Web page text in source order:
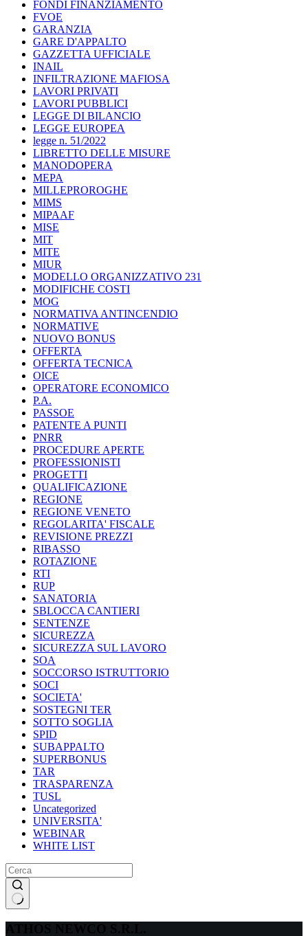
FONDI FINANZIAMENTO
FVOE
GARANZIA
GARE D'APPALTO
GAZZETTA UFFICIALE
INAIL
INFILTRAZIONE MAFIOSA
LAVORI PRIVATI
LAVORI PUBBLICI
LEGGE DI BILANCIO
LEGGE EUROPEA
legge n. 51/2022
LIBRETTO DELLE MISURE
MANODOPERA
MEPA
MILLEPROROGHE
MIMS
MIPAAF
MISE
MIT
MITE
MIUR
MODELLO ORGANIZZATIVO 231
MODIFICHE COSTI
MOG
NORMATIVA ANTINCENDIO
NORMATIVE
NUOVO BONUS
OFFERTA
OFFERTA TECNICA
OICE
OPERATORE ECONOMICO
P.A.
PASSOE
PATENTE A PUNTI
PNRR
PROCEDURE APERTE
PROFESSIONISTI
PROGETTI
QUALIFICAZIONE
REGIONE
REGIONE VENETO
REGOLARITA' FISCALE
REVISIONE PREZZI
RIBASSO
ROTAZIONE
RTI
RUP
SANATORIA
SBLOCCA CANTIERI
SENTENZE
SICUREZZA
SICUREZZA SUL LAVORO
SOA
SOCCORSO ISTRUTTORIO
SOCI
SOCIETA'
SOSTEGNI TER
SOTTO SOGLIA
SPID
SUBAPPALTO
SUPERBONUS
TAR
TRASPARENZA
TUSL
Uncategorized
UNIVERSITA'
WEBINAR
WHITE LIST
risultato
ATHOS NEWCO S.R.L.